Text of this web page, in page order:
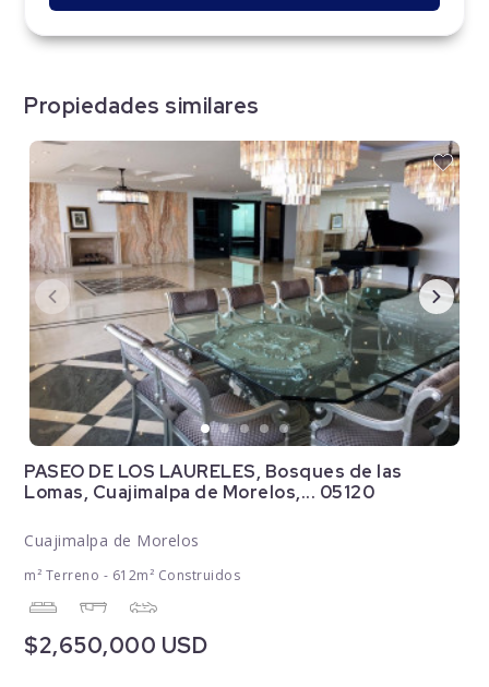
Propiedades similares
PASEO DE LOS LAURELES, Bosques de las
Lomas, Cuajimalpa de Morelos,... 05120
Cuajimalpa de Morelos
m² Terreno - 612m² Construidos
$2,650,000 USD